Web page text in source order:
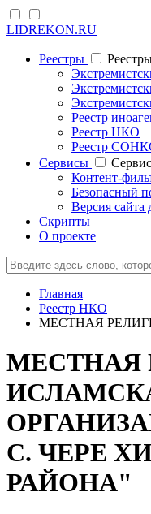
LIDREKON.RU
Реестры
Реестр
Реестр НКО
Реестр
Cервисы
Контент-
Безопасный
Версия сайта
Скрипты
О проекте
Главная
Реестр НКО
МЕСТНАЯ
МЕСТНАЯ
С. ЧЕРЕ
РАЙОНА"